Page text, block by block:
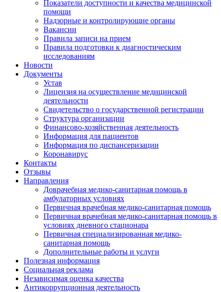
Показатели доступности и качества медицинской
помощи
Надзорные и контролирующие органы
Вакансии
Правила записи на прием
Правила подготовки к диагностическим
исследованиям
Новости
Документы
Устав
Лицензия на осуществление медицинской
деятельности
Свидетельство о государственной регистрации
Структура организации
Финансово-хозяйственная деятельность
Информация для пациентов
Информация по диспансеризации
Коронавирус
Контакты
Отзывы
Направления
Доврачебная медико-санитарная помощь в
амбулаторных условиях
Первичная врачебная медико-санитарная помощь
Первичная врачебная медико-санитарная помощь в
условиях дневного стационара
Первичная специализированная медико-
санитарная помощь
Дополнительные работы и услуги
Полезная информация
Социальная реклама
Независимая оценка качества
Антикоррупционная деятельность